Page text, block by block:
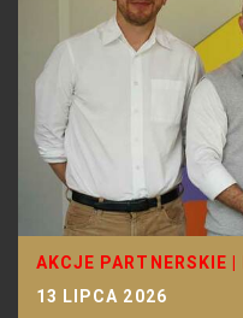
AKCJE PARTNERSKIE
13 LIPCA 2026